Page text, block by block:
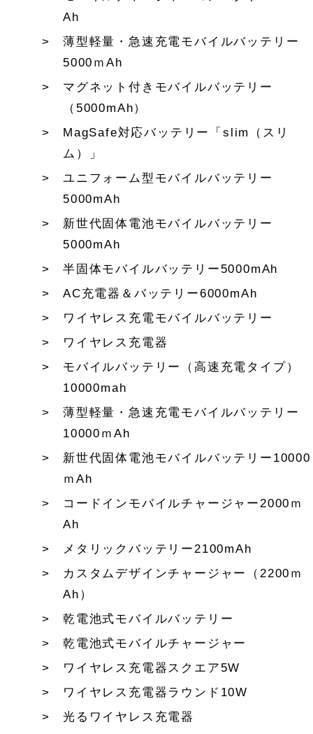
Ah
薄型軽量・急速充電モバイルバッテリー
5000ｍAh
マグネット付きモバイルバッテリー
（5000mAh）
MagSafe対応バッテリー「slim（スリ
ム）」
ユニフォーム型モバイルバッテリー
5000mAh
新世代固体電池モバイルバッテリー
5000mAh
半固体モバイルバッテリー5000mAh
AC充電器＆バッテリー6000mAh
ワイヤレス充電モバイルバッテリー
ワイヤレス充電器
モバイルバッテリー（高速充電タイプ）
10000mah
薄型軽量・急速充電モバイルバッテリー
10000ｍAh
新世代固体電池モバイルバッテリー10000
ｍAh
コードインモバイルチャージャー2000ｍ
Ah
メタリックバッテリー2100mAh
カスタムデザインチャージャー（2200ｍ
Ah）
乾電池式モバイルバッテリー
乾電池式モバイルチャージャー
ワイヤレス充電器スクエア5W
ワイヤレス充電器ラウンド10W
光るワイヤレス充電器